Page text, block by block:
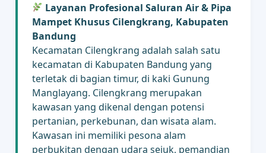
Layanan Profesional Saluran Air & Pipa
Mampet Khusus Cilengkrang, Kabupaten
Bandung
Kecamatan Cilengkrang adalah salah satu
kecamatan di Kabupaten Bandung yang
terletak di bagian timur, di kaki Gunung
Manglayang. Cilengkrang merupakan
kawasan yang dikenal dengan potensi
pertanian, perkebunan, dan wisata alam.
Kawasan ini memiliki pesona alam
perbukitan dengan udara sejuk, pemandian